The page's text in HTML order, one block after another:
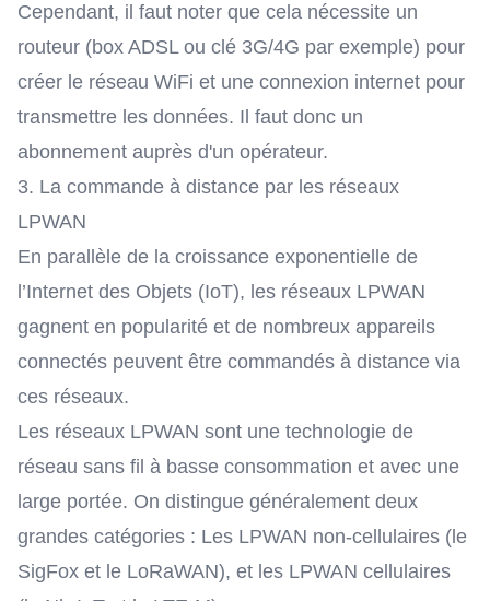
Cependant, il faut noter que cela nécessite un
routeur (box ADSL ou clé 3G/4G par exemple) pour
créer le réseau WiFi et une connexion internet pour
transmettre les données. Il faut donc un
abonnement auprès d'un opérateur.
3. La commande à distance par les réseaux
LPWAN
En parallèle de la croissance exponentielle de
l’Internet des Objets (IoT), les réseaux LPWAN
gagnent en popularité et de nombreux appareils
connectés peuvent être commandés à distance via
ces réseaux.
Les réseaux LPWAN sont une technologie de
réseau sans fil à basse consommation et avec une
large portée. On distingue généralement deux
grandes catégories : Les LPWAN non-cellulaires (le
SigFox et le LoRaWAN), et les LPWAN cellulaires